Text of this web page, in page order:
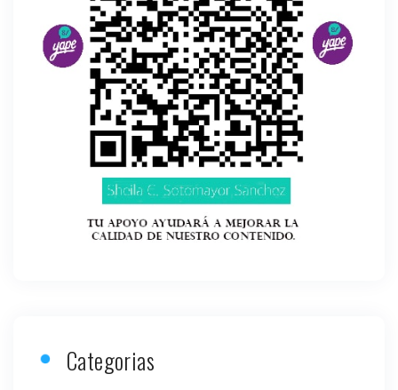
Categorias